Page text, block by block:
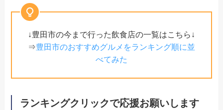
↓豊田市の今まで行った飲食店の一覧はこちら↓
⇒豊田市のおすすめグルメをランキング順に並
べてみた
ランキングクリックで応援お願いします